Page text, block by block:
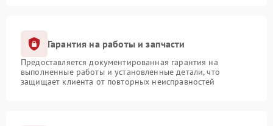
Гарантия на работы и запчасти
Предоставляется документированная гарантия на
выполненные работы и установленные детали, что
защищает клиента от повторных неисправностей